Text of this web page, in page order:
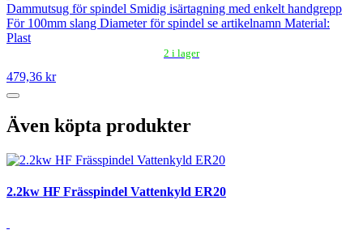
Dammutsug för spindel Smidig isärtagning med enkelt handgrepp
För 100mm slang Diameter för spindel se artikelnamn Material:
Plast
2 i lager
479,36 kr
Även köpta produkter
2.2kw HF Frässpindel Vattenkyld ER20